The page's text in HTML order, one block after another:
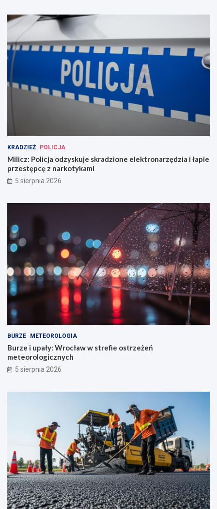
KRADZIEŻ POLICJA
Milicz: Policja odzyskuje skradzione elektronarzędzia i łapie
przestępcę z narkotykami
5 sierpnia 2026
BURZE METEOROLOGIA
Burze i upały: Wrocław w strefie ostrzeżeń
meteorologicznych
5 sierpnia 2026